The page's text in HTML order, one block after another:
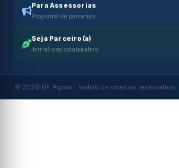
Para Assessorias
Programa de parcerias
Seja Parceiro(a)
Jornalismo colaborativo
© 2026 DF Agora · Todos os direitos reservados